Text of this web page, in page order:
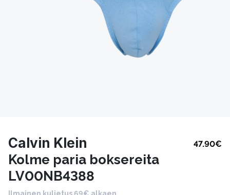
Calvin Klein 47.90€
Kolme paria boksereita
LV00NB4388
Ilmainen kuljetus 69€ alkaen